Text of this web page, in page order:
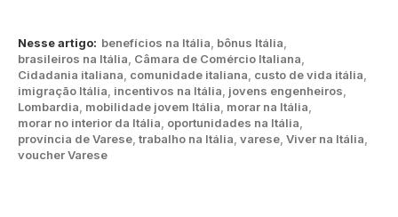
Nesse artigo: benefícios na Itália, bônus Itália,
brasileiros na Itália, Câmara de Comércio Italiana,
Cidadania italiana, comunidade italiana, custo de vida itália,
imigração Itália, incentivos na Itália, jovens engenheiros,
Lombardia, mobilidade jovem Itália, morar na Itália,
morar no interior da Itália, oportunidades na Itália,
província de Varese, trabalho na Itália, varese, Viver na Itália,
voucher Varese